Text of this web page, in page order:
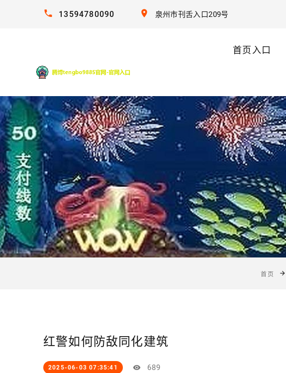
13594780090 泉州市刊舌入口209号
首页入口
首页
红警如何防敌同化建筑
2025-06-03 07:35:41 689